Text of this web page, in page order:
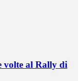
volte al Rally di